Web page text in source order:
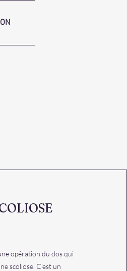
opération du dos qui
scoliose. C'est un